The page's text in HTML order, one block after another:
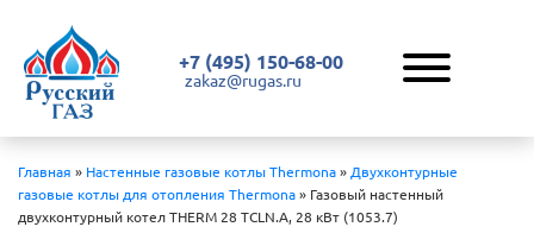
+7 (495) 150-68-00
zakaz@rugas.ru
Главная » Настенные газовые котлы Thermona » Двухконтурные
газовые котлы для отопления Thermona » Газовый настенный
двухконтурный котел THERM 28 ТCLN.A, 28 кВт (1053.7)